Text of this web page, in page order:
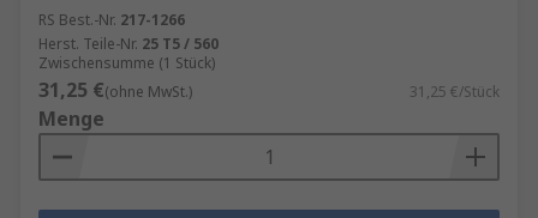
RS Best.-Nr. 217-1266
Herst. Teile-Nr. 25 T5 / 560
Zwischensumme (1 Stück)
31,25 €(ohne MwSt.) 31,25 €/Stück
Menge